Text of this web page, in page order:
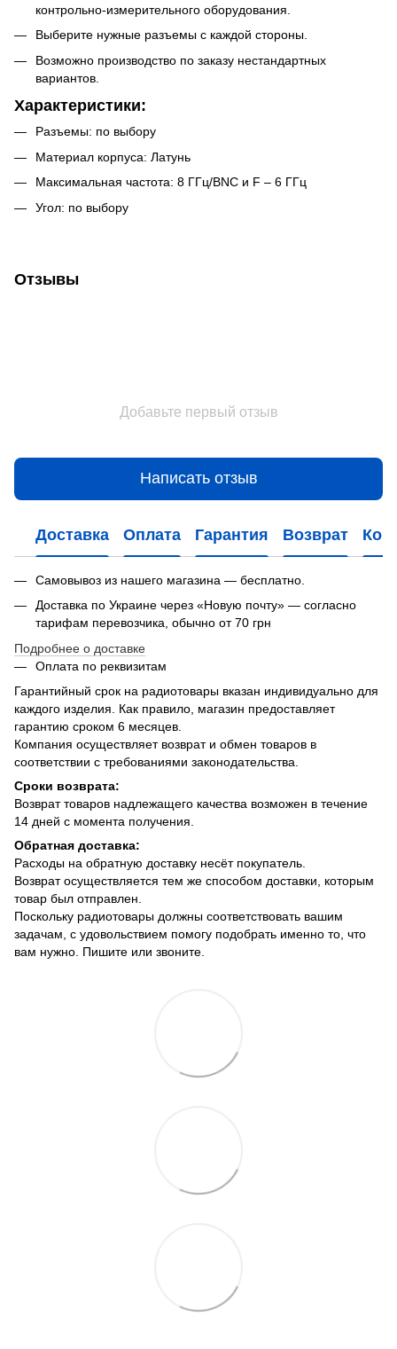
контрольно-измерительного оборудования.
Выберите нужные разъемы с каждой стороны.
Возможно производство по заказу нестандартных
вариантов.
Характеристики:
Разъемы: по выбору
Материал корпуса: Латунь
Максимальная частота: 8 ГГц/BNC и F – 6 ГГц
Угол: по выбору
Отзывы
Добавьте первый отзыв
Написать отзыв
Доставка Оплата Гарантия Возврат
Самовывоз из нашего магазина — бесплатно.
Доставка по Украине через «Новую почту» — согласно
тарифам перевозчика, обычно от 70 грн
Подробнее о доставке
Оплата по реквизитам
Гарантийный срок на радиотовары вказан индивидуально для
каждого изделия. Как правило, магазин предоставляет
гарантию сроком 6 месяцев.
Компания осуществляет возврат и обмен товаров в
соответствии с требованиями законодательства.
Сроки возврата:
Возврат товаров надлежащего качества возможен в течение
14 дней с момента получения.
Обратная доставка:
Расходы на обратную доставку несёт покупатель.
Возврат осуществляется тем же способом доставки, которым
товар был отправлен.
Поскольку радиотовары должны соответствовать вашим
задачам, с удовольствием помогу подобрать именно то, что
вам нужно. Пишите или звоните.